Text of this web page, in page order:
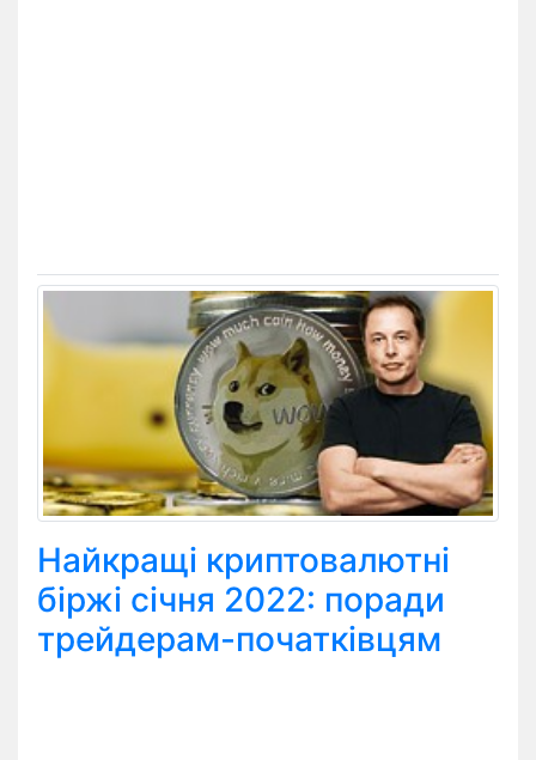
Найкращі криптовалютні
біржі січня 2022: поради
трейдерам-початківцям